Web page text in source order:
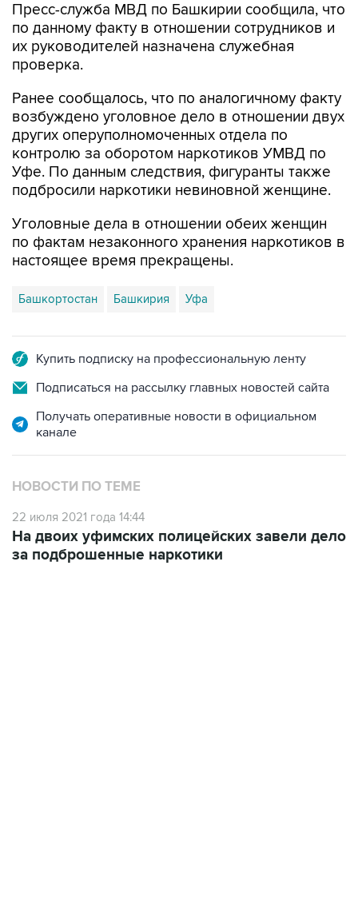
Пресс-служба МВД по Башкирии сообщила, что
по данному факту в отношении сотрудников и
их руководителей назначена служебная
проверка.
Ранее сообщалось, что по аналогичному факту
возбуждено уголовное дело в отношении двух
других оперуполномоченных отдела по
контролю за оборотом наркотиков УМВД по
Уфе. По данным следствия, фигуранты также
подбросили наркотики невиновной женщине.
Уголовные дела в отношении обеих женщин
по фактам незаконного хранения наркотиков в
настоящее время прекращены.
Башкортостан Башкирия Уфа
Купить подписку на профессиональную ленту
Подписаться на рассылку главных новостей сайта
Получать оперативные новости в официальном
канале
НОВОСТИ ПО ТЕМЕ
22 июля 2021 года 14:44
На двоих уфимских полицейских завели дело
за подброшенные наркотики